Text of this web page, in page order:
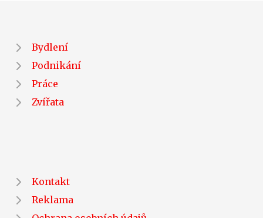
Bydlení
Podnikání
Práce
Zvířata
Kontakt
Reklama